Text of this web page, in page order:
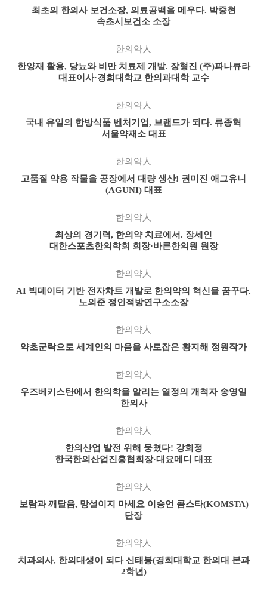
최초의 한의사 보건소장, 의료공백을 메우다. 박중현
속초시보건소 소장
한의약人
한양재 활용, 당뇨와 비만 치료제 개발. 장형진 (주)파나큐라
대표이사·경희대학교 한의과대학 교수
한의약人
국내 유일의 한방식품 벤처기업, 브랜드가 되다. 류종혁
서울약재소 대표
한의약人
고품질 약용 작물을 공장에서 대량 생산! 권미진 애그유니
(AGUNI) 대표
한의약人
최상의 경기력, 한의약 치료에서. 장세인
대한스포츠한의학회 회장·바른한의원 원장
한의약人
AI 빅데이터 기반 전자차트 개발로 한의약의 혁신을 꿈꾸다.
노의준 정인적방연구소소장
한의약人
약초군락으로 세계인의 마음을 사로잡은 황지해 정원작가
한의약人
우즈베키스탄에서 한의학을 알리는 열정의 개척자 송영일
한의사
한의약人
한의산업 발전 위해 뭉쳤다! 강희정
한국한의산업진흥협회장·대요메디 대표
한의약人
보람과 깨달음, 망설이지 마세요 이승언 콤스타(KOMSTA)
단장
한의약人
치과의사, 한의대생이 되다 신태봉(경희대학교 한의대 본과
2학년)